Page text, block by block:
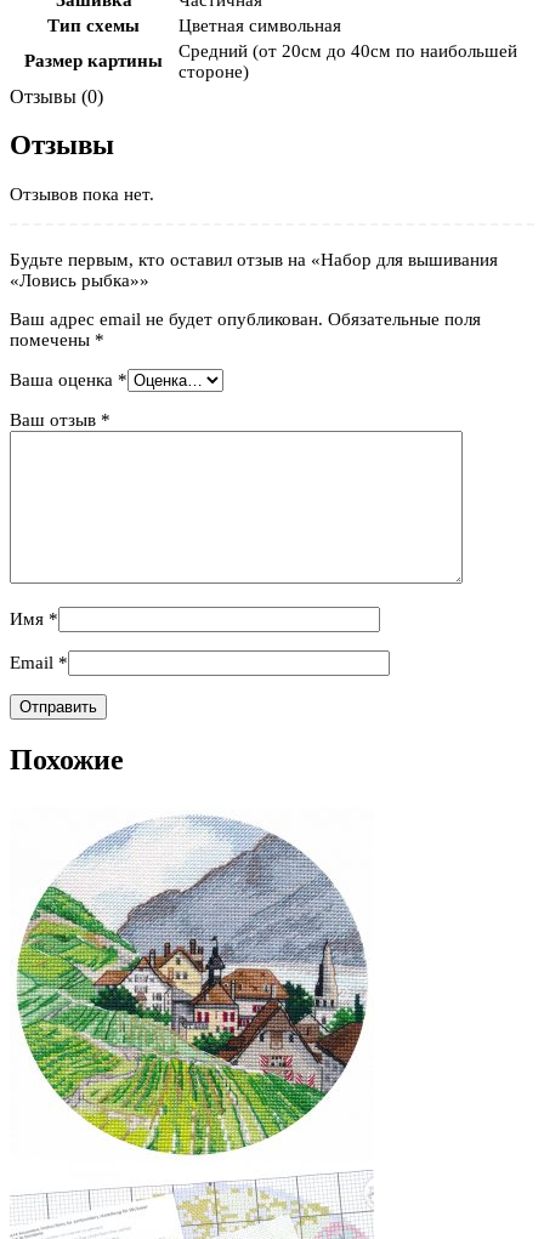
Тип схемы
Цветная символьная
Размер картины
Средний (от 20см до 40см по наибольшей
стороне)
Отзывы (0)
Отзывы
Отзывов пока нет.
Будьте первым, кто оставил отзыв на «Набор для вышивания
«Ловись рыбка»»
Ваш адрес email не будет опубликован. Обязательные поля
помечены *
Ваша оценка *
Ваш отзыв *
Имя *
Email *
Похожие